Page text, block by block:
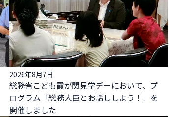
2026年8月7日
総務省こども霞が関見学デーにおいて、プ
ログラム「総務大臣とお話ししよう！」を
開催しました